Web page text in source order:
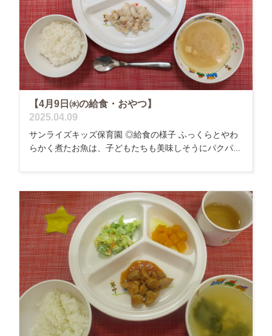
【4月9日㈬の給食・おやつ】
2025.04.09
サンライズキッズ保育園 ◎給食の様子 ふっくらとやわ
らかく煮たお魚は、子どもたちも美味しそうにパクパ...